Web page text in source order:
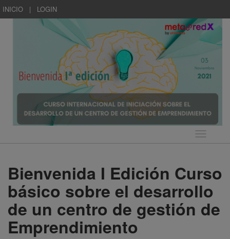
INICIO | LOGIN
Idioma
Bienvenida I Edición Curso
básico sobre el desarrollo
de un centro de gestión de
Emprendimiento